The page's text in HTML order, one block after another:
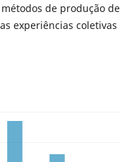
de produção de
experiências coletivas